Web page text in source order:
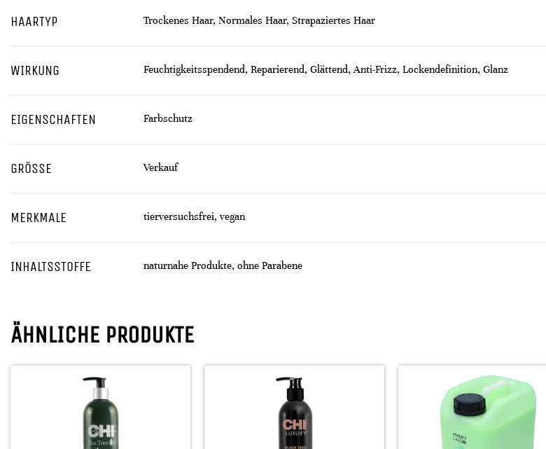
HAARTYP Trockenes Haar, Normales Haar, Strapaziertes Haar
WIRKUNG Feuchtigkeitsspendend, Reparierend, Glättend, Anti-Frizz, Lockendefinition, Glanz
EIGENSCHAFTEN Farbschutz
GRÖSSE Verkauf
MERKMALE tierversuchsfrei, vegan
INHALTSSTOFFE naturnahe Produkte, ohne Parabene
ÄHNLICHE PRODUKTE